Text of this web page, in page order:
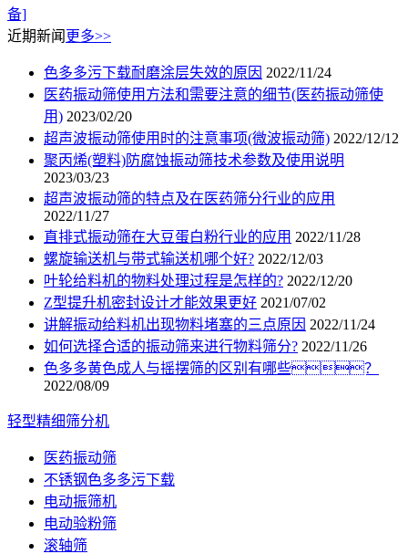
备]
近期新闻 更多>>
色多多污下载耐磨涂层失效的原因 2022/11/24
医药振动筛使用方法和需要注意的细节(医药振动筛使
用) 2023/02/20
超声波振动筛使用时的注意事项(微波振动筛) 2022/12/12
聚丙烯(塑料)防腐蚀振动筛技术参数及使用说明
2023/03/23
超声波振动筛的特点及在医药筛分行业的应用
2022/11/27
直排式振动筛在大豆蛋白粉行业的应用 2022/11/28
螺旋输送机与带式输送机哪个好? 2022/12/03
叶轮给料机的物料处理过程是怎样的? 2022/12/20
Z型提升机密封设计才能效果更好 2021/07/02
讲解振动给料机出现物料堵塞的三点原因 2022/11/24
如何选择合适的振动筛来进行物料筛分? 2022/11/26
色多多黄色成人与摇摆筛的区别有哪些？
2022/08/09
轻型精细筛分机
医药振动筛
不锈钢色多多污下载
电动振筛机
电动验粉筛
滚轴筛